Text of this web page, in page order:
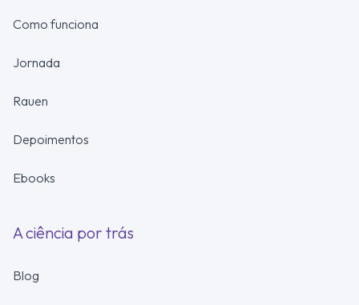
Como funciona
Jornada
Rauen
Depoimentos
Ebooks
A ciência por trás
Blog